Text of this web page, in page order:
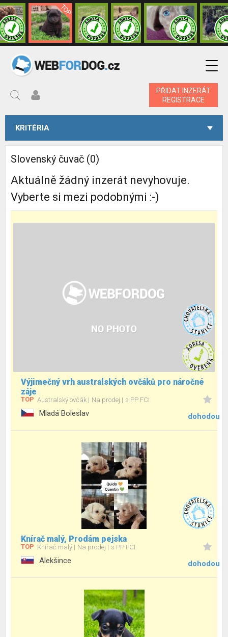
PŘIDAT INZERÁT
REGISTRACE
KRITÉRIA
Slovenský čuvač (0)
Aktuálně žádný inzerát nevyhovuje.
Vyberte si mezi podobnými :-)
Výjimečný vrh australských ovčáků pro náročné
záje
TOP Australský ovčák Na prodej s PP FCI
Mladá Boleslav dohodou
Knírač malý, Prodám pejska
TOP Knírač malý Na prodej s PP FCI
Alekšince dohodou